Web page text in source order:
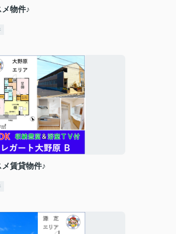
物件♪
賃貸物件♪